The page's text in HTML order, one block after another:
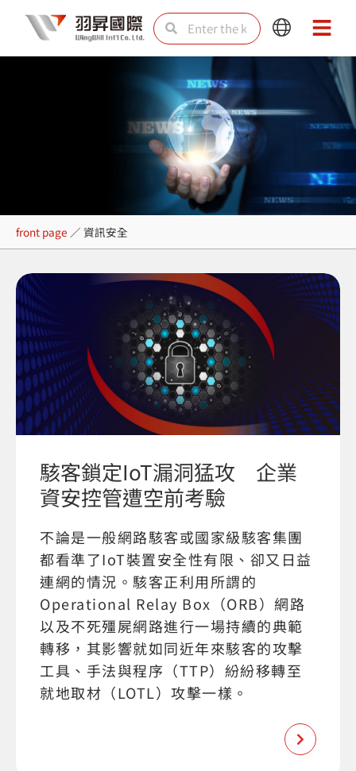
content
SearchSearch
Main
Menu
Main
Menu
資訊安全
front page ／ 資訊安全
駭客鎖定IoT漏洞猛攻 企業
資安控管遭空前考驗
不論是一般網路駭客或國家級駭客集團
都看準了IoT裝置安全性有限、卻又日益
連網的情況。駭客正利用所謂的
Operational Relay Box（ORB）網路
以及不死殭屍網路進行一場持續的典範
轉移，其影響就如同近年來駭客的攻擊
工具、手法與程序（TTP）紛紛移轉至
就地取材（LOTL）攻擊一樣。